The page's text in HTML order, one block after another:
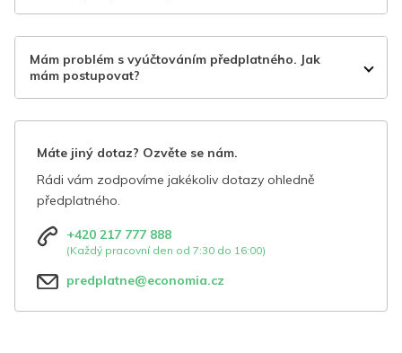
Mám problém s vyúčtováním předplatného. Jak
mám postupovat?
Máte jiný dotaz? Ozvěte se nám.
Rádi vám zodpovíme jakékoliv dotazy ohledně
předplatného.
+420 217 777 888
(Každý pracovní den od 7:30 do 16:00)
predplatne@economia.cz